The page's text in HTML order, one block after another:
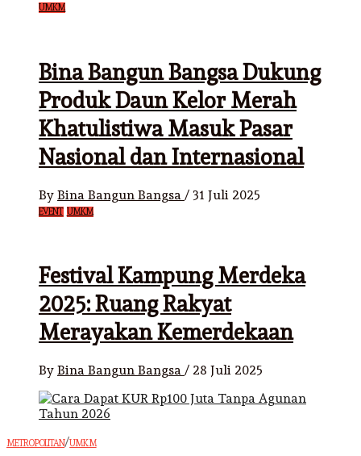
UMKM
Bina Bangun Bangsa Dukung
Produk Daun Kelor Merah
Khatulistiwa Masuk Pasar
Nasional dan Internasional
By Bina Bangun Bangsa / 31 Juli 2025
EVENT UMKM
Festival Kampung Merdeka
2025: Ruang Rakyat
Merayakan Kemerdekaan
By Bina Bangun Bangsa / 28 Juli 2025
METROPOLITAN/UMKM